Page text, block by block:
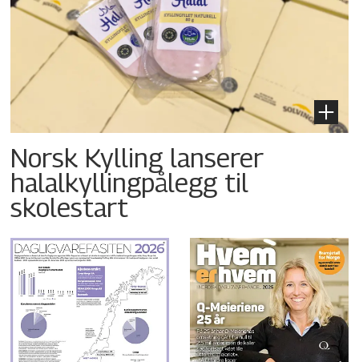
Norsk Kylling lanserer
halalkyllingpålegg til
skolestart